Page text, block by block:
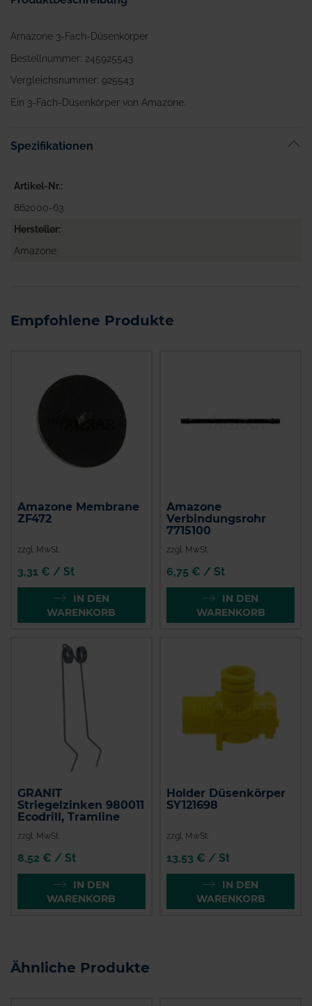
Amazone 3-Fach-Düsenkörper
Bestellnummer: 245925543
Vergleichsnummer: 925543
Ein 3-Fach-Düsenkörper von Amazone.
Spezifikationen
Artikel-Nr.
862000-63
Hersteller
Amazone
Empfohlene Produkte
Amazone Membrane
ZF472
zzgl. MwSt.
3,31 € / St
IN DEN
WARENKORB
Amazone
Verbindungsrohr
7715100
zzgl. MwSt.
6,75 € / St
IN DEN
WARENKORB
GRANIT
Striegelzinken 980011
Ecodrill, Tramline
zzgl. MwSt.
8,52 € / St
IN DEN
WARENKORB
Holder Düsenkörper
SY121698
zzgl. MwSt.
13,53 € / St
IN DEN
WARENKORB
Ähnliche Produkte